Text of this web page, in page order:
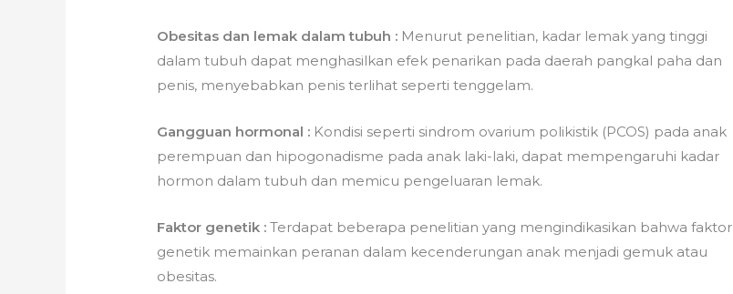
Obesitas dan lemak dalam tubuh : Menurut penelitian, kadar lemak yang tinggi
dalam tubuh dapat menghasilkan efek penarikan pada daerah pangkal paha dan
penis, menyebabkan penis terlihat seperti tenggelam.
Gangguan hormonal : Kondisi seperti sindrom ovarium polikistik (PCOS) pada anak
perempuan dan hipogonadisme pada anak laki-laki, dapat mempengaruhi kadar
hormon dalam tubuh dan memicu pengeluaran lemak.
Faktor genetik : Terdapat beberapa penelitian yang mengindikasikan bahwa faktor
genetik memainkan peranan dalam kecenderungan anak menjadi gemuk atau
obesitas.